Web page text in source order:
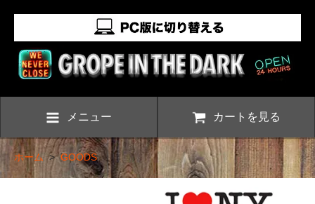
メニュー カートを見る
ホーム>GOODS